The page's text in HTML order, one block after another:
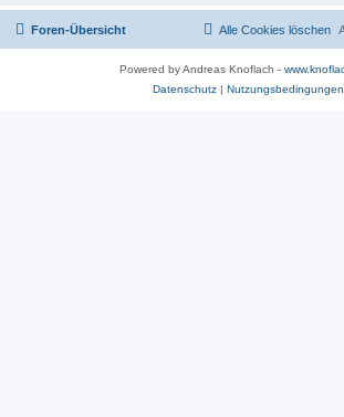
Foren-Übersicht Alle Cookies löschen
Powered by Andreas Knoflach -
Datenschutz| Nutzungsbedingungen